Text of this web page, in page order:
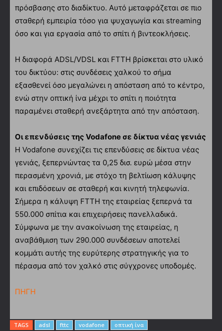
πρόσβασης στο διαδίκτυο. Αυτό μεταφράζεται σε πιο
σταθερή εμπειρία τόσο για ψυχαγωγία και streaming
όσο και για εργασία από το σπίτι ή βιντεοκλήσεις.
Η διαφορά ADSL/VDSL και FTTH βρίσκεται στο υλικό
του δικτύου: στις συνδέσεις χαλκού το σήμα
εξασθενεί όσο μεγαλώνει η απόσταση από το κέντρο,
ενώ στην οπτική ίνα μέχρι το σπίτι η ποιότητα
παραμένει σταθερή ανεξάρτητα από την απόσταση.
Οι επενδύσεις της Vodafone σε δίκτυα νέας γενιάς
Η Vodafone συνεχίζει τις επενδύσεις σε δίκτυα νέας
γενιάς, ξεπερνώντας τα 0,25 δισ. ευρώ μέσα στην
περασμένη χρονιά, με στόχο τη βελτίωση κάλυψης
και επιδόσεων σε σταθερή και κινητή τηλεφωνία.
Σήμερα η κάλυψη FTTH της εταιρείας ξεπερνά τα
550.000 σπίτια και επιχειρήσεις πανελλαδικά.
Σύμφωνα με την ανακοίνωση της εταιρείας, η
αναβάθμιση των 290.000 συνδέσεων αποτελεί
κομμάτι αυτής της ευρύτερης στρατηγικής για το
πέρασμα από τον χαλκό στις σύγχρονες υποδομές.
ΠΗΓΗ
TAGS adsl fttc vodafone οπτική ίνα